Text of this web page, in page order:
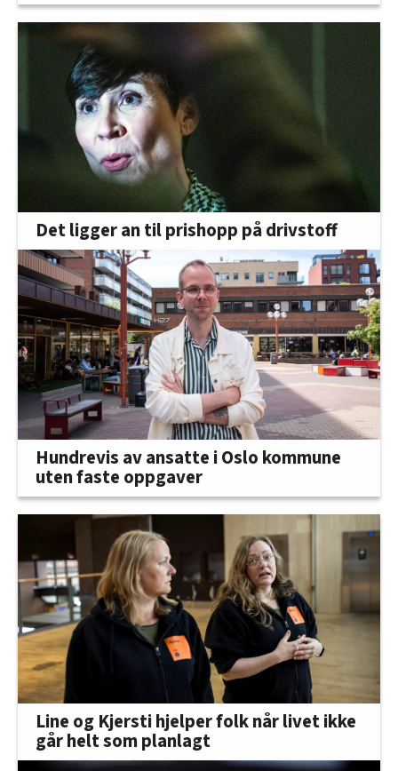
Det ligger an til prishopp på drivstoff
Hundrevis av ansatte i Oslo kommune
uten faste oppgaver
Line og Kjersti hjelper folk når livet ikke
går helt som planlagt